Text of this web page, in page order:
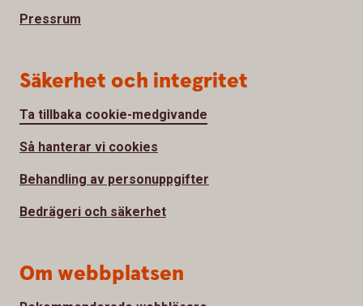
Pressrum
Säkerhet och integritet
Ta tillbaka cookie-medgivande
Så hanterar vi cookies
Behandling av personuppgifter
Bedrägeri och säkerhet
Om webbplatsen